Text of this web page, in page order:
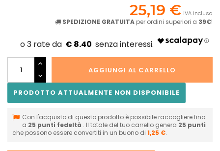
25,19 € IVA inclusa
SPEDIZIONE GRATUITA per ordini superiori a 39€!
€ 8.40
AGGIUNGI AL CARRELLO
PRODOTTO ATTUALMENTE NON DISPONIBILE
Con l'acquisto di questo prodotto è possibile raccogliere fino
a 25 punti fedeltà . Il totale del tuo carrello genera 25 punti
che possono essere convertiti in un buono di 1,25 €.